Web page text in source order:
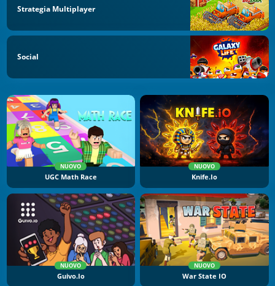
Strategia Multiplayer
Social
NUOVO
UGC Math Race
NUOVO
Knife.io
NUOVO
Guivo.io
NUOVO
War State IO